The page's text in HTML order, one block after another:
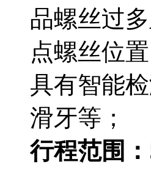
品螺丝过
点螺丝位置
具有智能
滑牙等；
行程范围：